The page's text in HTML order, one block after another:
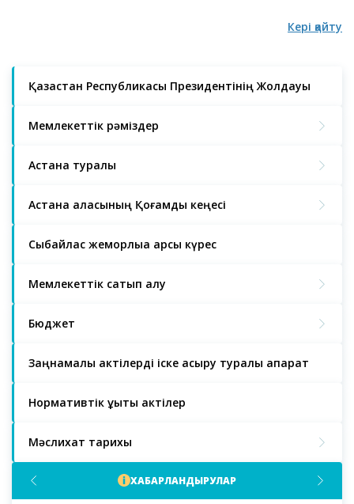
Қазақстан Республикасы Президентінің Жолдауы
Мемлекеттік рәміздер
Астана туралы
Астана қаласының Қоғамдық кеңесі
Сыбайлас жемқорлыққа қарсы күрес
Мемлекеттік сатып алу
Бюджет
Заңнамалық актілерді іске асыру туралы ақпарат
Нормативтік құқықтық актілер
Мәслихат тарихы
ХАБАРЛАНДЫРУЛАР
Кері қайту